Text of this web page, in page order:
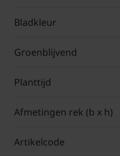
Bladkleur
Groenblijvend
Planttijd
Afmetingen rek (b x h)
Artikelcode